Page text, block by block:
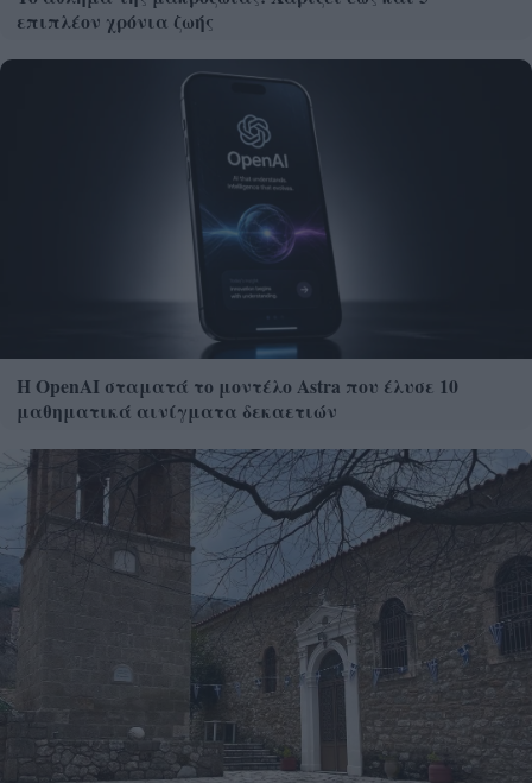
επιπλέον χρόνια ζωής
Η OpenAI σταματά το μοντέλο Astra που έλυσε 10
μαθηματικά αινίγματα δεκαετιών